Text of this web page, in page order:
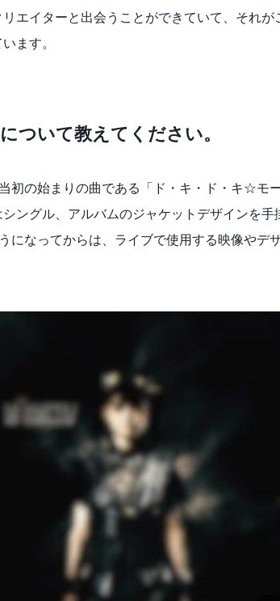
エイターと出会うことができていて、それ
ます。
ついて教えてください。
初の始まりの曲である「ド・キ・ド・キ☆モ
ングル、アルバムのジャケットデザインを手
になってからは、ライブで使用する映像やデ